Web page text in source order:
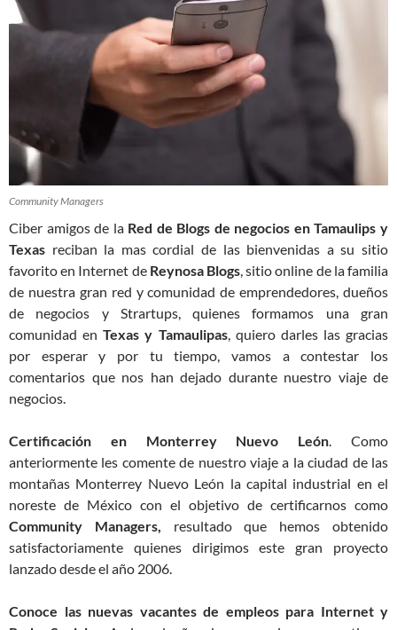
Community Managers
Ciber amigos de la Red de Blogs de negocios en Tamaulips y
Texas reciban la mas cordial de las bienvenidas a su sitio
favorito en Internet de Reynosa Blogs, sitio online de la familia
de nuestra gran red y comunidad de emprendedores, dueños
de negocios y Strartups, quienes formamos una gran
comunidad enTexas y Tamaulipas, quiero darles las gracias
por esperar y por tu tiempo, vamos a contestar los
comentarios que nos han dejado durante nuestro viaje de
negocios.
Certificación en Monterrey Nuevo León. Como
anteriormente les comente de nuestro viaje a la ciudad de las
montañas Monterrey Nuevo León la capital industrial en el
noreste de México con el objetivo de certificarnos como
Community Managers, resultado que hemos obtenido
satisfactoriamente quienes dirigimos este gran proyecto
lanzado desde el año 2006.
Conoce las nuevas vacantes de empleos para Internet y